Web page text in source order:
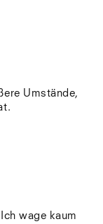
Umstände,
wage kaum